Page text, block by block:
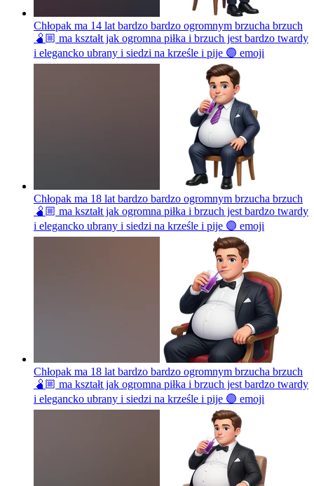
Chłopak ma 14 lat bardzo bardzo ogromnym brzucha brzuch
🫄🏼 ma kształt jak ogromna piłka i brzuch jest bardzo twardy
i elegancko ubrany i siedzi na krześle i pije 🟣 emoji
Chłopak ma 18 lat bardzo bardzo ogromnym brzucha brzuch
🫄🏼 ma kształt jak ogromna piłka i brzuch jest bardzo twardy
i elegancko ubrany i siedzi na krześle i pije 🟣 emoji
Chłopak ma 18 lat bardzo bardzo ogromnym brzucha brzuch
🫄🏼 ma kształt jak ogromna piłka i brzuch jest bardzo twardy
i elegancko ubrany i siedzi na krześle i pije 🟣 emoji